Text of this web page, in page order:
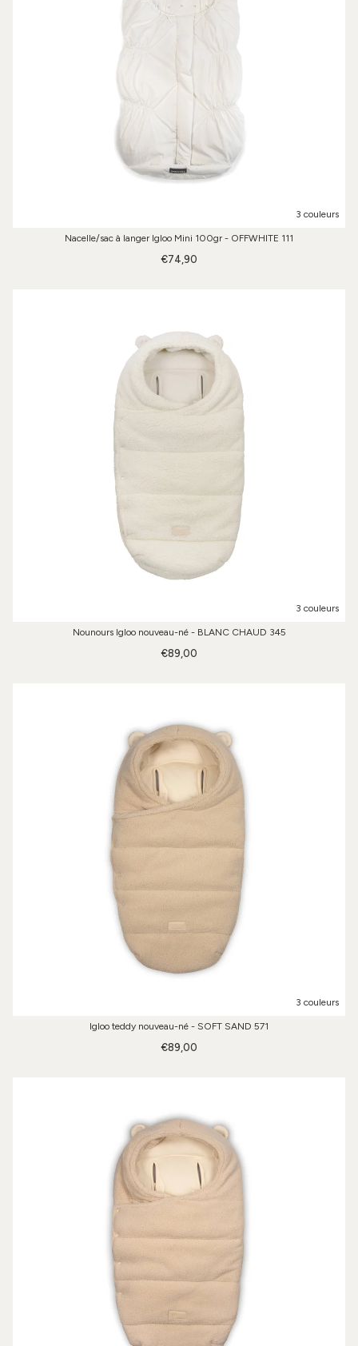
3 couleurs
Nacelle/sac à langer Igloo Mini 100gr - OFFWHITE 111
€74,90
3 couleurs
Nounours Igloo nouveau-né - BLANC CHAUD 345
€89,00
3 couleurs
Igloo teddy nouveau-né - SOFT SAND 571
€89,00